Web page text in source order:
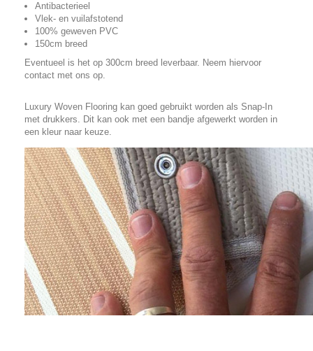
Antibacterieel
Vlek- en vuilafstotend
100% geweven PVC
150cm breed
Eventueel is het op 300cm breed leverbaar. Neem hiervoor
contact met ons op.
Luxury Woven Flooring kan goed gebruikt worden als Snap-In
met drukkers. Dit kan ook met een bandje afgewerkt worden in
een kleur naar keuze.